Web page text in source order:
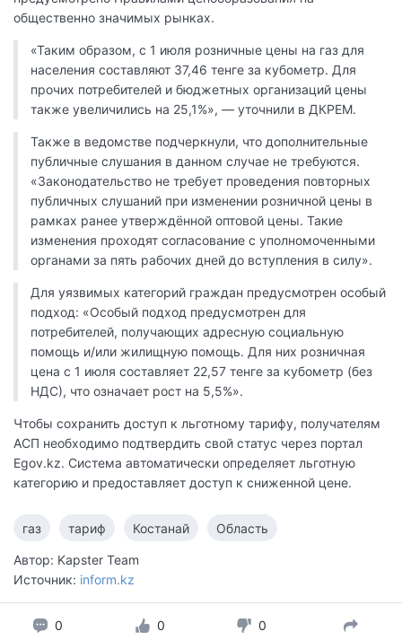
общественно значимых рынках.
«Таким образом, с 1 июля розничные цены на газ для
населения составляют 37,46 тенге за кубометр. Для
прочих потребителей и бюджетных организаций цены
также увеличились на 25,1%», — уточнили в ДКРЕМ.
Также в ведомстве подчеркнули, что дополнительные
публичные слушания в данном случае не требуются.
«Законодательство не требует проведения повторных
публичных слушаний при изменении розничной цены в
рамках ранее утверждённой оптовой цены. Такие
изменения проходят согласование с уполномоченными
органами за пять рабочих дней до вступления в силу».
Для уязвимых категорий граждан предусмотрен особый
подход: «Особый подход предусмотрен для
потребителей, получающих адресную социальную
помощь и/или жилищную помощь. Для них розничная
цена с 1 июля составляет 22,57 тенге за кубометр (без
НДС), что означает рост на 5,5%».
Чтобы сохранить доступ к льготному тарифу, получателям
АСП необходимо подтвердить свой статус через портал
Egov.kz. Система автоматически определяет льготную
категорию и предоставляет доступ к сниженной цене.
газ тариф Костанай Область
Автор: Kapster Team
Источник: inform.kz
0 0 0